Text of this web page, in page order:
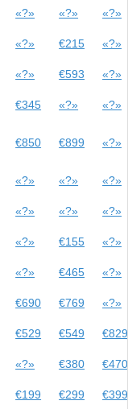
«?» «?»
«?»
«?» €215
«?»
«?» €593
«?»
€345 «?»
«?»
€850 €899 «?»
«?» «?»
«?»
«?» «?»
«?»
«?» €155
«?»
«?» €465
«?»
€690 €769
«?»
€529 €549
€829
«?» €380
€470
€199 €299
€399